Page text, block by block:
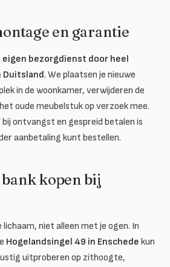
en garantie
eigen bezorgdienst door heel
Duitsland. We plaatsen je nieuwe
in de woonkamer, verwijderen de
oude meubelstuk op verzoek mee.
ontvangst en gespreid betalen is
aanbetaling kunt bestellen.
kopen bij
lichaam, niet alleen met je ogen. In
Hogelandsingel 49 in Enschede kun
uitproberen op zithoogte,